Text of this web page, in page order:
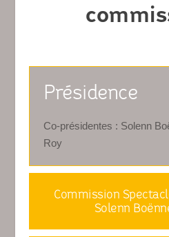
Présidence
Co-présidentes : Solenn
Roy
Commission
Solenn